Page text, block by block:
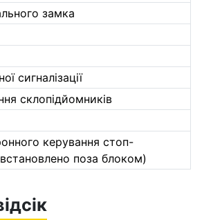
замка
сигналізації
склопідйомників
керування стоп-
поза блоком)